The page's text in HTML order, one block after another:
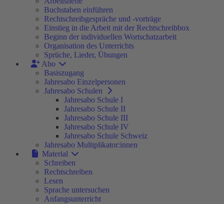
Buchstaben einführen
Rechtschreibgespräche und -vorträge
Einstieg in die Arbeit mit der Rechtschreibbox
Beginn der individuellen Wortschatzarbeit
Organisation des Unterrichts
Sprüche, Lieder, Übungen
Abo
Basiszugang
Jahresabo Einzelpersonen
Jahresabo Schulen
Jahresabo Schule I
Jahresabo Schule II
Jahresabo Schule III
Jahresabo Schule IV
Jahresabo Schule Schweiz
Jahresabo Multiplikator:innen
Material
Schreiben
Rechtschreiben
Lesen
Sprache untersuchen
Anfangsunterricht